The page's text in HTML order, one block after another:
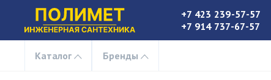
+7 423 239-57-57
+7 914 737-67-57
Каталог Бренды